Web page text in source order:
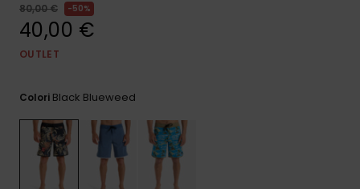
80,00 €
50%
40,00 €
OUTLET
Colori Black Blueweed